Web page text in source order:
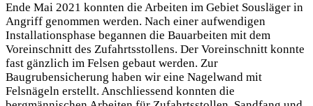
Ende Mai 2021 konnten die Arbeiten im Gebiet Sousläger in
Angriff genommen werden. Nach einer aufwendigen
Installationsphase begannen die Bauarbeiten mit dem
Voreinschnitt des Zufahrtsstollens. Der Voreinschnitt konnte
fast gänzlich im Felsen gebaut werden. Zur
Baugrubensicherung haben wir eine Nagelwand mit
Felsnägeln erstellt. Anschliessend konnten die